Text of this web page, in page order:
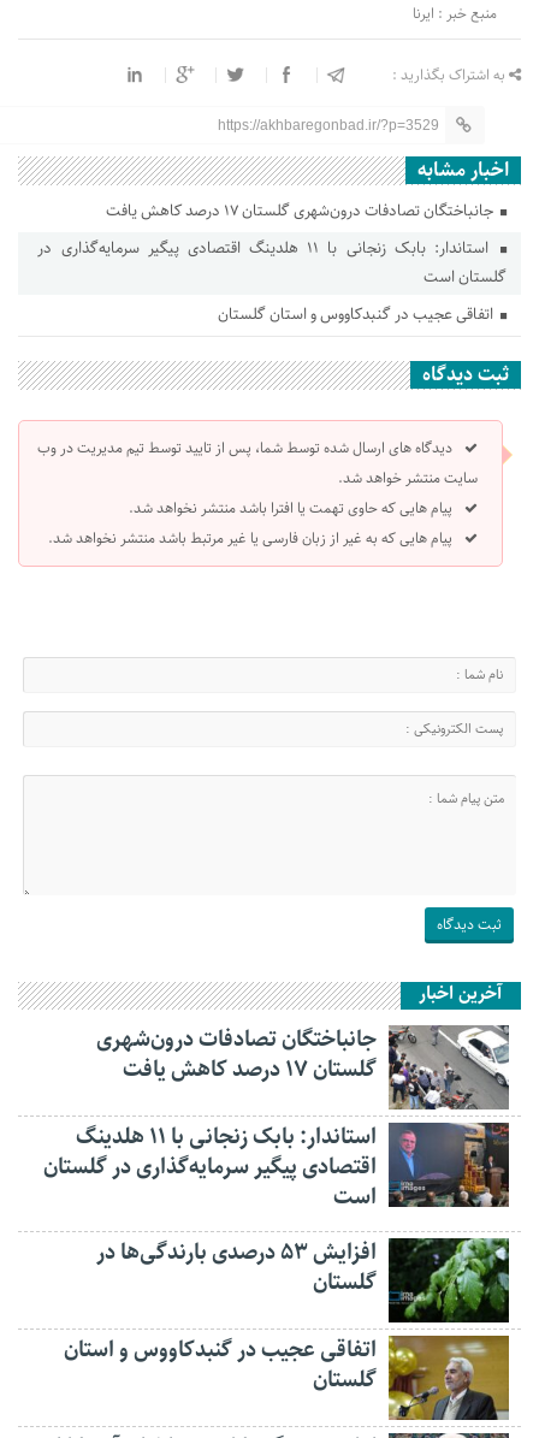
منبع خبر : ایرنا
به اشتراک بگذارید :
https://akhbaregonbad.ir/?p=3529
اخبار مشابه
جانباختگان تصادفات درون‌شهری گلستان ۱۷ درصد کاهش یافت
استاندار: بابک زنجانی با ۱۱ هلدینگ اقتصادی پیگیر سرمایه‌گذاری در
گلستان است
اتفاقی عجیب در‌ گنبدکاووس و استان گلستان
ثبت دیدگاه
دیدگاه های ارسال شده توسط شما، پس از تایید توسط تیم مدیریت در وب
سایت منتشر خواهد شد.
پیام هایی که حاوی تهمت یا افترا باشد منتشر نخواهد شد.
پیام هایی که به غیر از زبان فارسی یا غیر مرتبط باشد منتشر نخواهد شد.
آخرین اخبار
جانباختگان تصادفات درون‌شهری
گلستان ۱۷ درصد کاهش یافت
استاندار: بابک زنجانی با ۱۱ هلدینگ
اقتصادی پیگیر سرمایه‌گذاری در گلستان
است
افزایش ۵۳ درصدی بارندگی‌ها در
گلستان
اتفاقی عجیب در‌ گنبدکاووس و استان
گلستان